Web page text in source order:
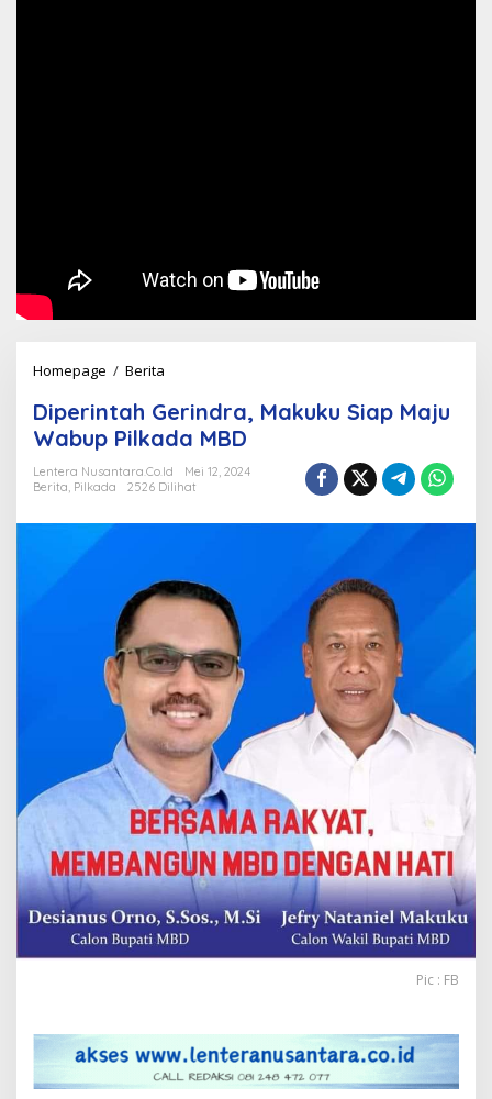
Homepage / Berita
Makuku
Siap
Maju
Wabup
Diperintah Gerindra, Makuku Siap Maju
Wabup Pilkada MBD
Lentera Nusantara.Co.Id
Mei 12, 2024
Berita Pilkada 2526 Dilihat
Pic : FB